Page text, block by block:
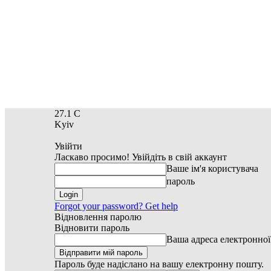
27.1 C
Kyiv
Увійти
Ласкаво просимо! Увійдіть в свій аккаунт
Ваше ім'я користувача
пароль
Forgot your password? Get help
Відновлення паролю
Відновити пароль
Ваша адреса
Пароль буде надіслано на вашу електронну пошту.